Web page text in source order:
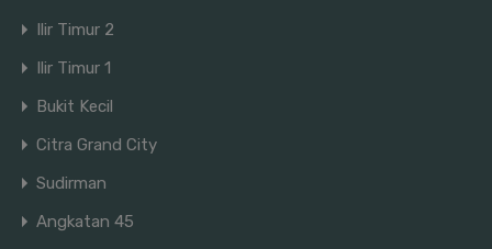
Ilir Timur 2
Ilir Timur 1
Bukit Kecil
Citra Grand City
Sudirman
Angkatan 45